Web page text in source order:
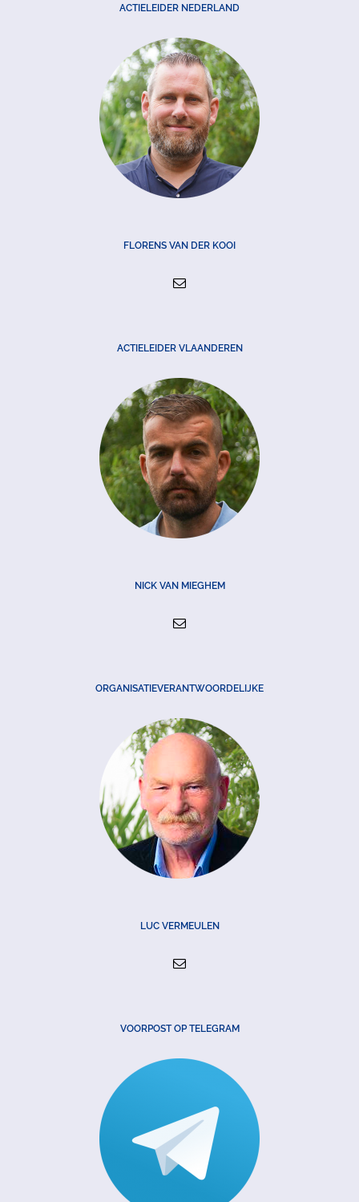
ACTIELEIDER NEDERLAND
FLORENS VAN DER KOOI
ACTIELEIDER VLAANDEREN
NICK VAN MIEGHEM
ORGANISATIEVERANTWOORDELIJKE
LUC VERMEULEN
VOORPOST OP TELEGRAM